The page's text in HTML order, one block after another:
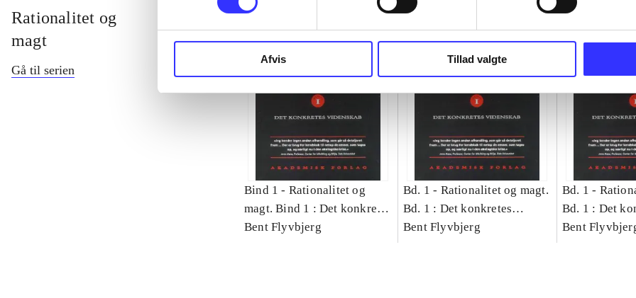
Afvis Tillad valgte
Rationalitet og
magt
Gå til serien
Bind 1 - Rationalitet og
magt. Bind 1 : Det konkretes
videnskab
Bent Flyvbjerg
Bd. 1 - Rationalitet og magt.
Bd. 1 : Det konkretes
videnskab
Bent Flyvbjerg
Bd. 1 -
Bd. 1 : Det
videnskab
Bent